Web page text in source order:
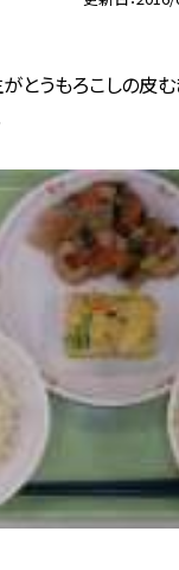
とうもろこしの皮